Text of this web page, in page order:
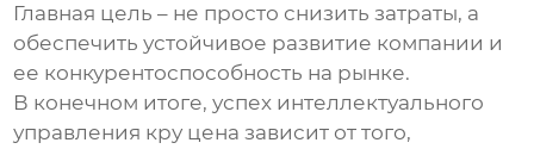
Главная цель – не просто снизить затраты, а
обеспечить устойчивое развитие компании и
ее конкурентоспособность на рынке.
В конечном итоге, успех интеллектуального
управления кру цена зависит от того,